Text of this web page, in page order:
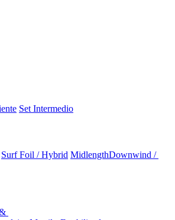
Set Intermedio
Surf Foil / Hybrid MidlengthDownwind /